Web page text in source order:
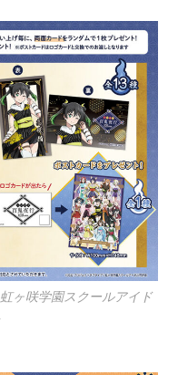
ヶ咲学園スクールアイド